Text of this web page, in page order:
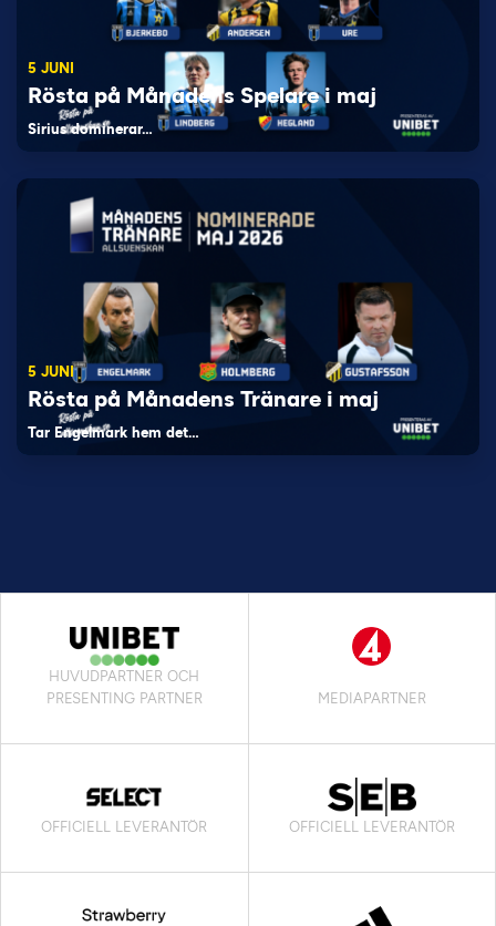
5 JUNI
Rösta på Månadens Spelare i maj
Sirius dominerar…
5 JUNI
Rösta på Månadens Tränare i maj
Tar Engelmark hem det…
HUVUDPARTNER OCH
PRESENTING PARTNER
MEDIAPARTNER
OFFICIELL LEVERANTÖR OFFICIELL LEVERANTÖR